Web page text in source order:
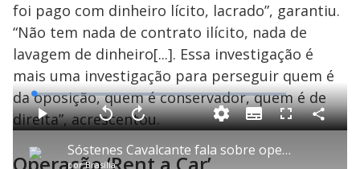
foi pago com dinheiro lícito, lacrado”, garantiu.
“Não tem nada de contrato ilícito, nada de
lavagem de dinheiro[...]. Essa investigação é
mais uma investigação para perseguir quem é
da oposição, quem é conservador, quem é de
direita”, acrescentou.
P Sóstenes Cavalcante fala sobre operação da PF
porBrasília
P V
t
a
A
n
ç
L
o
a
d
e
:
0
.
S
u
b
i
t
F
l
C
o